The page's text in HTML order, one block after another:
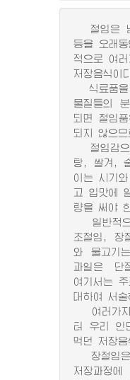
절임은 남
등을 오래
적으로 여
저장음식이
식료품을
물질들의
되면 절임
되지 않으
절임감으
탕, 쌀겨,
이는 시기
고 입맛에
량을 써야
일반적으
초절임, 장
와 물고기
과일은 단
여기서는
대하여 서술
여러가지
터 우리 인
먹던 저장음
장절임은
저장과정